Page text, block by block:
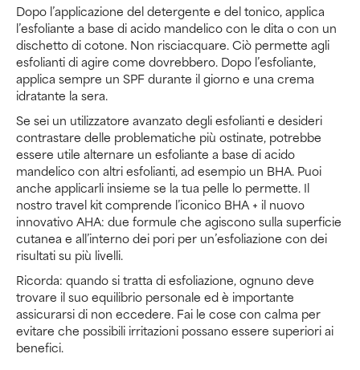
Dopo l’applicazione del detergente e del tonico, applica
l’esfoliante a base di acido mandelico con le dita o con un
dischetto di cotone. Non risciacquare. Ciò permette agli
esfolianti di agire come dovrebbero. Dopo l’esfoliante,
applica sempre un SPF durante il giorno e una crema
idratante la sera.
Se sei un utilizzatore avanzato degli esfolianti e desideri
contrastare delle problematiche più ostinate, potrebbe
essere utile alternare un esfoliante a base di acido
mandelico con altri esfolianti, ad esempio un BHA. Puoi
anche applicarli insieme se la tua pelle lo permette. Il
nostro travel kit comprende l’iconico BHA + il nuovo
innovativo AHA: due formule che agiscono sulla superficie
cutanea e all’interno dei pori per un’esfoliazione con dei
risultati su più livelli.
Ricorda: quando si tratta di esfoliazione, ognuno deve
trovare il suo equilibrio personale ed è importante
assicurarsi di non eccedere. Fai le cose con calma per
evitare che possibili irritazioni possano essere superiori ai
benefici.